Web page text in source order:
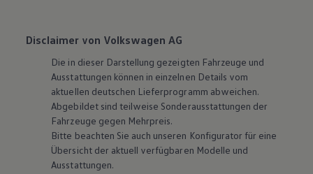
Disclaimer von Volkswagen AG
Die in dieser Darstellung gezeigten Fahrzeuge und
Ausstattungen können in einzelnen Details vom
aktuellen deutschen Lieferprogramm abweichen.
Abgebildet sind teilweise Sonderausstattungen der
Fahrzeuge gegen Mehrpreis.
Bitte beachten Sie auch unseren Konfigurator für eine
Übersicht der aktuell verfügbaren Modelle und
Ausstattungen.